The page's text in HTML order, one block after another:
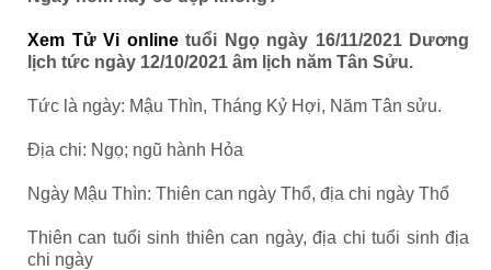
Xem Tử Vi onlinetuổi Ngọ ngày 16/11/2021 Dương
lịch tức ngày 12/10/2021 âm lịch năm Tân Sửu.
Tức là ngày: Mậu Thìn, Tháng Kỷ Hợi, Năm Tân sửu.
Địa chi: Ngọ; ngũ hành Hỏa
Ngày Mậu Thìn: Thiên can ngày Thổ, địa chi ngày Thổ
Thiên can tuổi sinh thiên can ngày, địa chi tuổi sinh địa
chi ngày